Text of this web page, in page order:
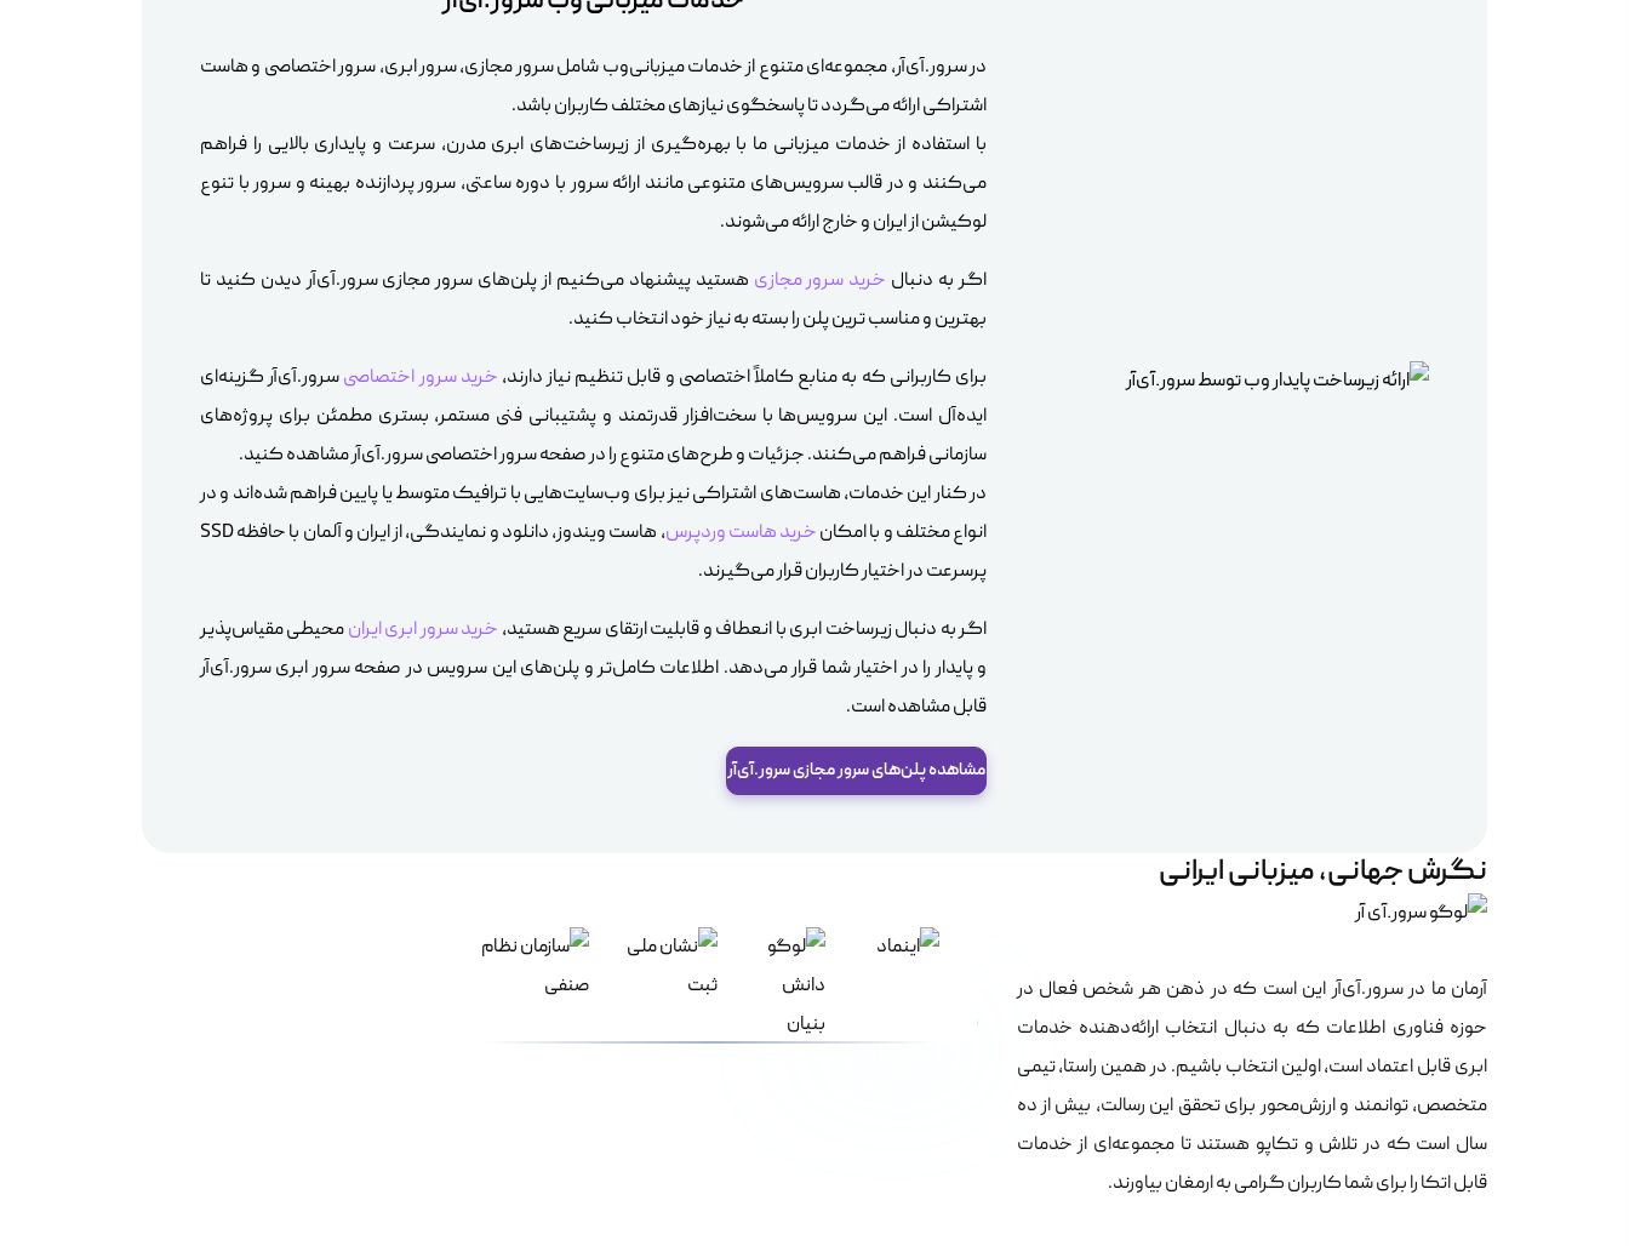
در سرور.آی‌آر، مجموعه‌ای متنوع از خدمات میزبانی‌وب شامل سرور مجازی، سرور ابری، سرور اختصاصی و هاست
اشتراکی ارائه می‌گردد تا پاسخگوی نیازهای مختلف کاربران باشد.
با استفاده از خدمات میزبانی ما با بهره‌گیری از زیرساخت‌های ابری مدرن، سرعت و پایداری بالایی را فراهم
می‌کنند و در قالب سرویس‌های متنوعی مانند ارائه سرور با دوره ساعتی، سرور پردازنده بهینه و سرور با تنوع
لوکیشن از ایران و خارج ارائه می‌شوند.
اگر به دنبال خرید سرور مجازی هستید پیشنهاد می‌کنیم از پلن‌های سرور مجازی سرور.آی‌آر دیدن کنید تا
بهترین و مناسب ترین پلن را بسته به نیاز خود انتخاب کنید.
برای کاربرانی که به منابع کاملاً اختصاصی و قابل تنظیم نیاز دارند، خرید سرور اختصاصیسرور.آی‌آر گزینه‌ای
ایده‌آل است. این سرویس‌ها با سخت‌افزار قدرتمند و پشتیبانی فنی مستمر، بستری مطمئن برای پروژه‌های
سازمانی فراهم می‌کنند. جزئیات و طرح‌های متنوع را در صفحه سرور اختصاصی سرور.آی‌آر مشاهده کنید.
در کنار این خدمات، هاست‌های اشتراکی نیز برای وب‌سایت‌هایی با ترافیک متوسط یا پایین فراهم شده‌اند و در
انواع مختلف و با امکانخرید هاست وردپرس
، هاست ویندوز، دانلود و نمایندگی، از ایران و آلمان با حافظه SSD
پرسرعت در اختیار کاربران قرار می‌گیرند.
اگر به دنبال زیرساخت ابری با انعطاف و قابلیت ارتقای سریع هستید، خرید سرور ابری ایرانمحیطی مقیاس‌پذیر
و پایدار را در اختیار شما قرار می‌دهد. اطلاعات کامل‌تر و پلن‌های این سرویس در صفحه سرور ابری سرور.آی‌آر
قابل مشاهده است.
مشاهده پلن‌های سرور مجازی سرور.آی‌آر
نگرش جهانی، میزبانی ایرانی
آرمان ما در سرور.آی‌آر این است که در ذهن هر شخص فعال در
حوزه فناوری اطلاعات که به دنبال انتخاب ارائه‌دهنده خدمات
ابری قابل اعتماد است، اولین انتخاب باشیم. در همین راستا، تیمی
متخصص، توانمند و ارزش‌محور برای تحقق این رسالت، بیش از ده
سال است که در تلاش و تکاپو هستند تا مجموعه‌ای از خدمات
قابل اتکا را برای شما کاربران گرامی به ارمغان بیاورند.